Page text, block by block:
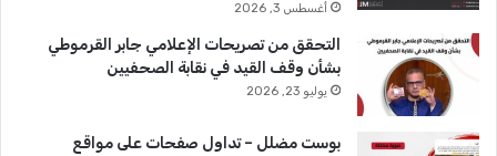
أغسطس 3, 2026
التحقق من تصريحات الإعلامي جابر القرموطي
بشأن وقف القيد في نقابة الصحفيين
يوليو 23, 2026
بوست مضلل – تداول صفحات على مواقع